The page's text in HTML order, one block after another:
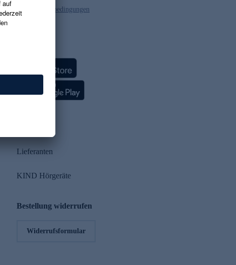
und die Gutscheinbedingungen
Lieferanten
KIND Hörgeräte
Bestellung widerrufen
Widerrufsformular